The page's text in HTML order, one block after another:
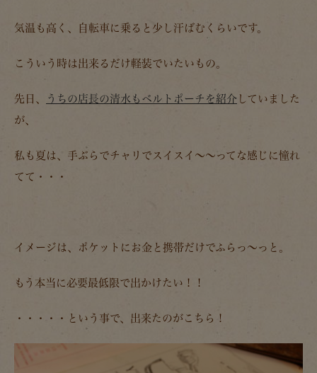
気温も高く、自転車に乗ると少し汗ばむくらいです。
こういう時は出来るだけ軽装でいたいもの。
先日、 うちの店長の清水もベルトポーチを紹介 していました
が、
私も夏は、手ぶらでチャリでスイスイ～～ってな感じに憧れ
てて・・・
イメージは、ポケットにお金と携帯だけでふらっ～っと。
もう本当に必要最低限で出かけたい！！
・・・・・という事で、出来たのがこちら！